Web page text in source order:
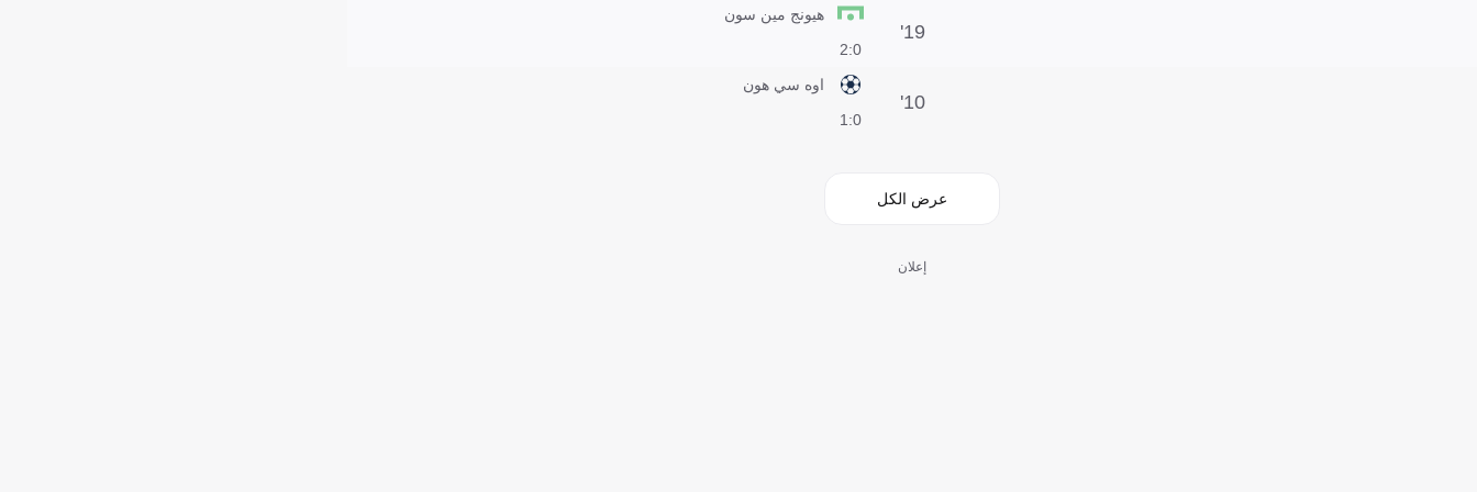
0:2
هيونج مين سون
19'
0:1
اوه سي هون
10'
عرض الكل
إعلان